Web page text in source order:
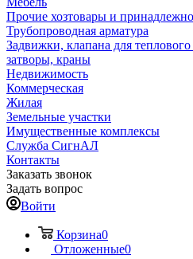
Прочие хозтовары и
Трубопроводная арматура
Задвижки, клапана для
затворы, краны
Недвижимость
Коммерческая
Жилая
Земельные участки
Имущественные комплексы
Служба СигнАЛ
Контакты
Заказать звонок
Задать вопрос
Войти
Корзина0
Отложенные0